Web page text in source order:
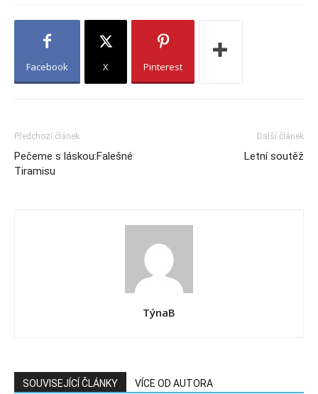
Facebook X Pinterest
Předchozí článek
Pečeme s láskou:Falešné
Tiramisu
Další článek
Letní soutěž
TýnaB
SOUVISEJÍCÍ ČLÁNKY VÍCE OD AUTORA